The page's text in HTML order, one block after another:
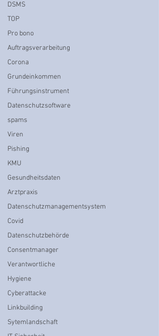
DSMS
TOP
Pro bono
Auftragsverarbeitung
Corona
Grundeinkommen
Führungsinstrument
Datenschutzsoftware
spams
Viren
Pishing
KMU
Gesundheitsdaten
Arztpraxis
Datenschutzmanagementsystem
Covid
Datenschutzbehörde
Consentmanager
Verantwortliche
Hygiene
Cyberattacke
Linkbuilding
Sytemlandschaft